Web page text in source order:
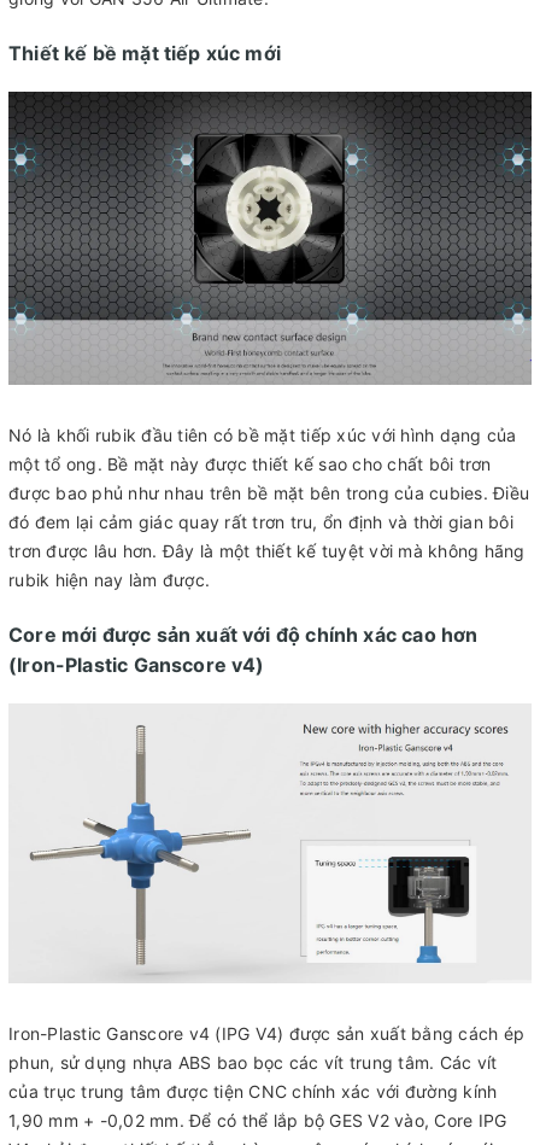
Thiết kế bề mặt tiếp xúc mới
Nó là khối rubik đầu tiên có bề mặt tiếp xúc với hình dạng của
một tổ ong. Bề mặt này được thiết kế sao cho chất bôi trơn
được bao phủ như nhau trên bề mặt bên trong của cubies. Điều
đó đem lại cảm giác quay rất trơn tru, ổn định và thời gian bôi
trơn được lâu hơn. Đây là một thiết kế tuyệt vời mà không hãng
rubik hiện nay làm được.
Core mới được sản xuất với độ chính xác cao hơn
(Iron-Plastic Ganscore v4)
Iron-Plastic Ganscore v4 (IPG V4) được sản xuất bằng cách ép
phun, sử dụng nhựa ABS bao bọc các vít trung tâm. Các vít
của trục trung tâm được tiện CNC chính xác với đường kính
1,90 mm + -0,02 mm. Để có thể lắp bộ GES V2 vào, Core IPG